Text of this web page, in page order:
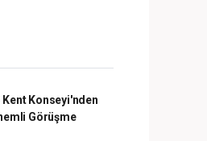
Kent Konseyi'nden
Görüşme